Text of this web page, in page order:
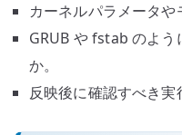
カーネルパラメータや
GRUB や fstab のよ
か。
反映後に確認すべき実